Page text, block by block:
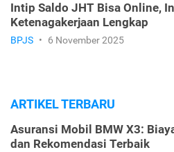
Intip Saldo JHT Bisa Online,
Ketenagakerjaan Lengkap
BPJS • 6 November 2025
ARTIKEL TERBARU
Asuransi Mobil BMW X3:
dan Rekomendasi Terbaik